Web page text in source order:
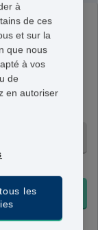
nasal
est une à
une fois par
à
de ces
et sur la
que nous
à vos
de
en autoriser
les